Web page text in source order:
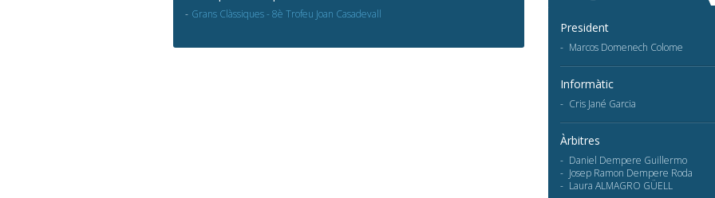
Grans Clàssiques - 8è Trofeu Joan Casadevall
President
Marcos Domenech Colome
Informàtic
Cris Jané Garcia
Àrbitres
Daniel Dempere Guillermo
Josep Ramon Dempere Roda
Laura ALMAGRO GÜELL